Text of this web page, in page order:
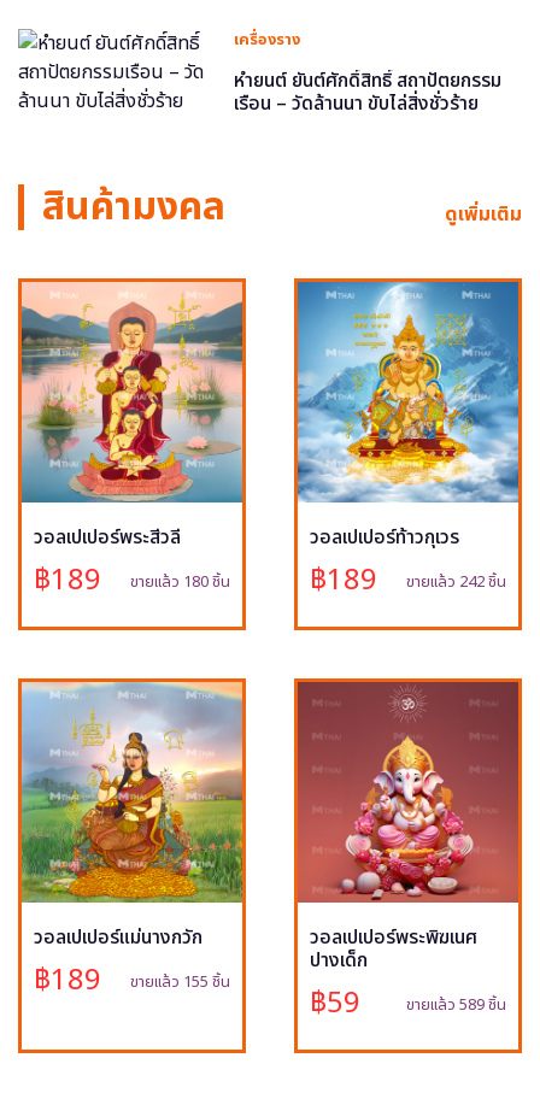
เครื่องราง
หำยนต์ ยันต์ศักดิ์สิทธิ์ สถาปัตยกรรม
เรือน – วัดล้านนา ขับไล่สิ่งชั่วร้าย
สินค้ามงคล ดูเพิ่มเติม
วอลเปเปอร์พระสีวลี
฿189 ขายแล้ว 180 ชิ้น
วอลเปเปอร์ท้าวกุเวร
฿189 ขายแล้ว 242 ชิ้น
วอลเปเปอร์แม่นางกวัก
฿189 ขายแล้ว 155 ชิ้น
วอลเปเปอร์พระพิฆเนศ
ปางเด็ก
฿59 ขายแล้ว 589 ชิ้น